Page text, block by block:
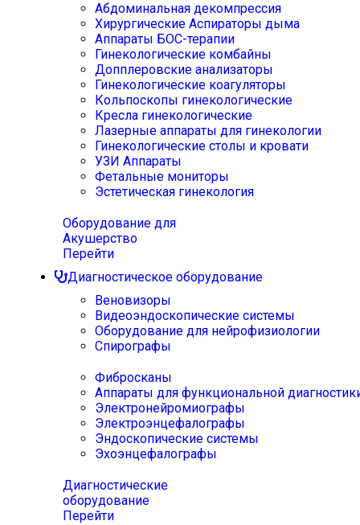
Абдоминальная декомпрессия
Хирургические Аспираторы дыма
Аппараты БОС-терапии
Гинекологические комбайны
Допплеровские анализаторы
Гинекологические коагуляторы
Кольпоскопы гинекологические
Кресла гинекологические
Лазерные аппараты для гинекологии
Гинекологические столы и кровати
УЗИ Аппараты
Фетальные мониторы
Эстетическая гинекология
Оборудование для
Акушерство
Перейти
Диагностическое оборудование
Веновизоры
Видеоэндоскопические системы
Оборудование для нейрофизиологии
Спирографы
Фибросканы
Аппараты для функциональной
Электронейромиографы
Электроэнцефалографы
Эндоскопические системы
Эхоэнцефалографы
Диагностические
оборудование
Перейти